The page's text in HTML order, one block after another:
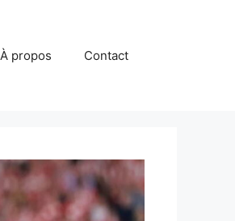
À propos Contact